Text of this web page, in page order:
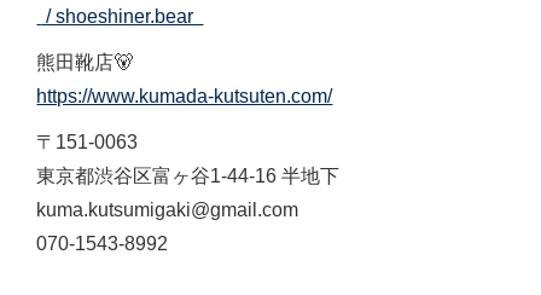
/ shoeshiner.bear
熊田靴店🐻
https://www.kumada-kutsuten.com/
〒151-0063
東京都渋谷区富ヶ谷1-44-16 半地下
kuma.kutsumigaki@gmail.com
070-1543-8992